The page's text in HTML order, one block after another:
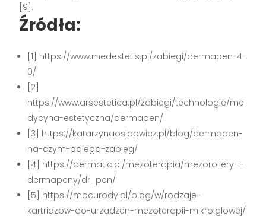
[9].
Źródła:
[1] https://www.medestetis.pl/zabiegi/dermapen-4-
0/
[2]
https://www.arsestetica.pl/zabiegi/technologie/me
dycyna-estetyczna/dermapen/
[3] https://katarzynaosipowicz.pl/blog/dermapen-
na-czym-polega-zabieg/
[4] https://dermatic.pl/mezoterapia/mezorollery-i-
dermapeny/dr_pen/
[5] https://mocurody.pl/blog/w/rodzaje-
kartridzow-do-urzadzen-mezoterapii-mikroiglowej/